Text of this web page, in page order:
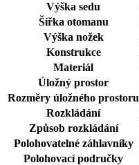
Výška sedu
Šířka otomanu
Výška nožek
Konstrukce
Materiál
Úložný prostor
Rozměry úložného prostoru
Rozkládání
Způsob rozkládání
Polohovatelné záhlavníky
Polohovací područky